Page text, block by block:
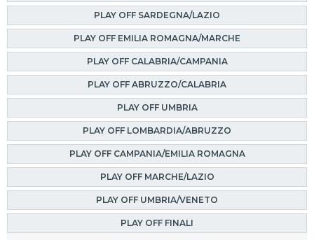
PLAY OFF SARDEGNA/LAZIO
PLAY OFF EMILIA ROMAGNA/MARCHE
PLAY OFF CALABRIA/CAMPANIA
PLAY OFF ABRUZZO/CALABRIA
PLAY OFF UMBRIA
PLAY OFF LOMBARDIA/ABRUZZO
PLAY OFF CAMPANIA/EMILIA ROMAGNA
PLAY OFF MARCHE/LAZIO
PLAY OFF UMBRIA/VENETO
PLAY OFF FINALI